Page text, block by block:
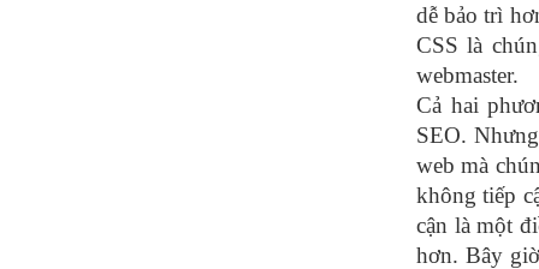
dễ bảo trì
CSS là
webmaster.
Cả hai
SEO.
web mà
không tiếp
cận là một
hơn. Bây